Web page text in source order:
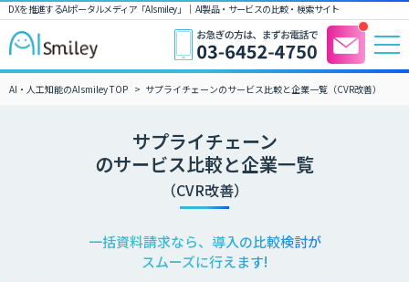
DXを推進するAIポータルメディア「AIsmiley」｜ AI製品・サービスの比較・検索サイト
AI・人工知能のAIsmiley TOP サプライチェーンのサービス比較と企業一覧（CVR改善）
サプライチェーン
のサービス比較と企業一覧
（CVR改善）
一括資料請求なら、導入の比較検討が
スムーズに行えます!